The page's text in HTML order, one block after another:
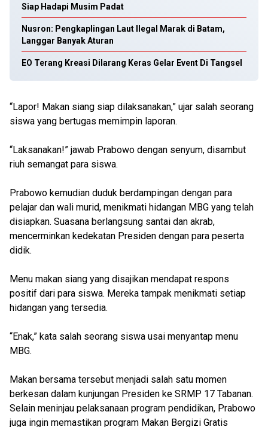
Siap Hadapi Musim Padat
Nusron: Pengkaplingan Laut Ilegal Marak di Batam,
Langgar Banyak Aturan
EO Terang Kreasi Dilarang Keras Gelar Event Di Tangsel
“Lapor! Makan siang siap dilaksanakan,” ujar salah seorang
siswa yang bertugas memimpin laporan.
“Laksanakan!” jawab Prabowo dengan senyum, disambut
riuh semangat para siswa.
Prabowo kemudian duduk berdampingan dengan para
pelajar dan wali murid, menikmati hidangan MBG yang telah
disiapkan. Suasana berlangsung santai dan akrab,
mencerminkan kedekatan Presiden dengan para peserta
didik.
Menu makan siang yang disajikan mendapat respons
positif dari para siswa. Mereka tampak menikmati setiap
hidangan yang tersedia.
“Enak,” kata salah seorang siswa usai menyantap menu
MBG.
Makan bersama tersebut menjadi salah satu momen
berkesan dalam kunjungan Presiden ke SRMP 17 Tabanan.
Selain meninjau pelaksanaan program pendidikan, Prabowo
juga ingin memastikan program Makan Bergizi Gratis